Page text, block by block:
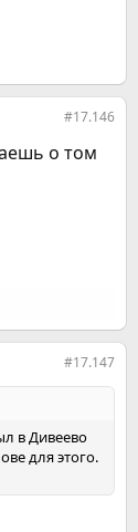
#17.146
о том
#17.147
в Дивеево
для этого.